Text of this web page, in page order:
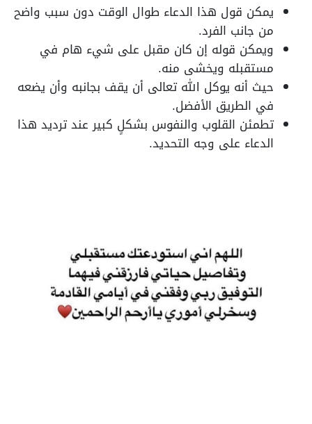
يمكن قول هذا الدعاء طوال الوقت دون سبب واضح
من جانب الفرد.
ويمكن قوله إن كان مقبل على شيء هام في
مستقبله ويخشى منه.
حيث أنه يوكل الله تعالى أن يقف بجانبه وأن يضعه
في الطريق الأفضل.
تطمئن القلوب والنفوس بشكلٍ كبير عند ترديد هذا
الدعاء على وجه التحديد.